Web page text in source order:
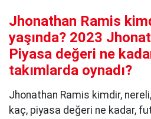
Jhonathan Ramis
yaşında? 2023
Piyasa değeri ne
takımlarda oynadı?
Jhonathan Ramis kimdir,
kaç, piyasa değeri ne kadar,